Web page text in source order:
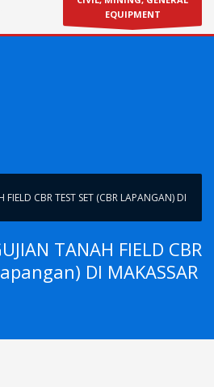
EQUIPMENT
CBR TEST SET (CBR LAPANGAN) DI
TANAH FIELD CBR
DI MAKASSAR